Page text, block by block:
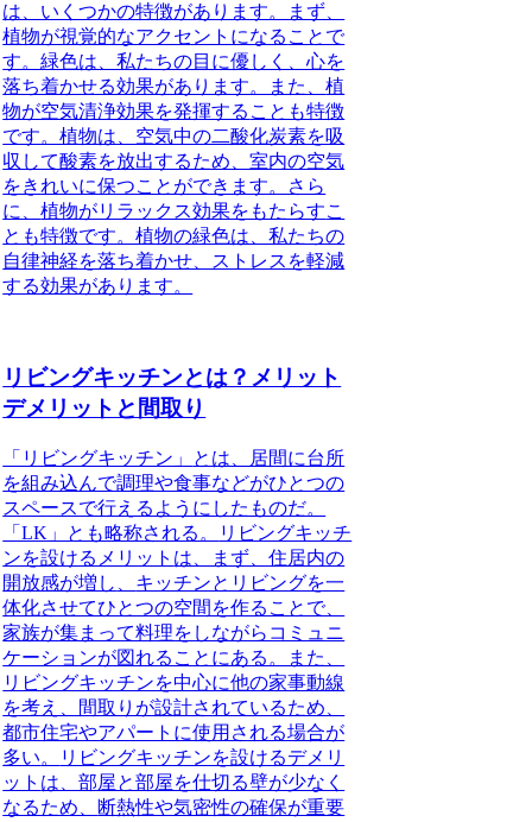
は、いくつかの特徴があります。まず、
植物が視覚的なアクセントになる ことで
す。緑色は、私たちの目に優しく、心を
落ち着かせる効果があります。また、植
物が空気清浄効果を発揮する ことも特徴
です。植物は、空気中の二酸化炭素を吸
収して酸素を放出するため、室内の空気
をきれいに保つことができます。さら
に、植物がリラックス効果をもたらすこ
とも特徴です。植物の緑色は、私たちの
自律神経を落ち着かせ、ストレスを軽減
する効果があります。
リビングキッチンとは？メリット
デメリットと間取り
「リビングキッチン」
とは、居間に台所
を組み込んで調理や食事などがひとつの
スペースで行えるようにしたものだ。
「LK」とも略称される。
リビングキッチ
ンを設けるメリット は、まず、住居内の
開放感が増し
キッチンとリビングを一
体化させてひとつの空間を作ることで、
家族が集まって料理をしながらコミュニ
ケーションが図れることにある。また、
リビングキッチンを中心に他の家事動線
を考え、間取りが設計されているため、
都市住宅やアパートに使用される場合が
多い。
リビングキッチンを設けるデメリ
ット は、部屋と部屋を仕切る壁が少なく
なるため、
断熱性や気密性の確保が重要